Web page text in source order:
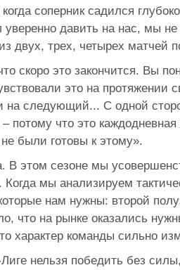
соперник садился
давить на нас, мы не
двух, трех, четырех матчей
скоро это закончится. Вы
это на протяжении
следующий... С одной
потому что это каждодневная
были готовы к этому».
В этом сезоне мы
мы анализируем
нам нужны: второй
что на рынке оказались
характер команды сильно
нельзя победить без